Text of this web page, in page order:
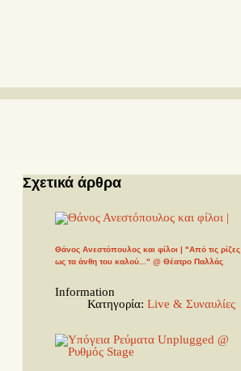
Σχετικά άρθρα
Θάνος Ανεστόπουλος και φίλοι | "Από τις ρίζες
ως τα άνθη του καλού..." @ Θέατρο Παλλάς
Information
Κατηγορία: Live & Συναυλίες